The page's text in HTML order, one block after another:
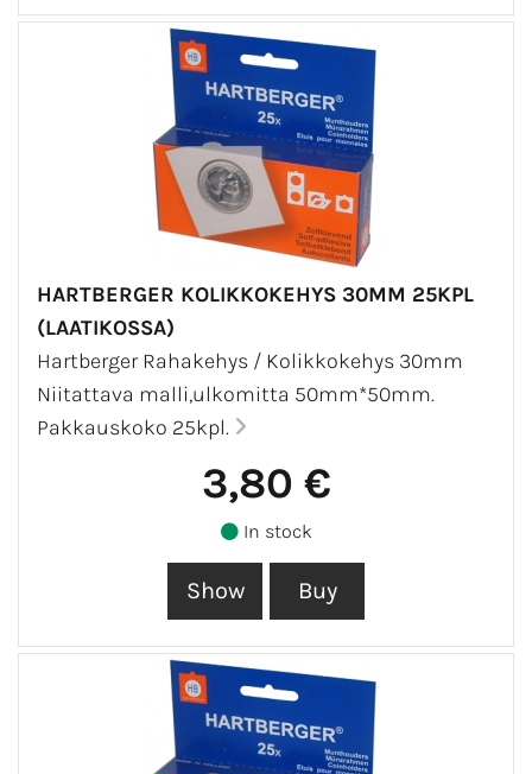
HARTBERGER KOLIKKOKEHYS 30MM 25KPL
(LAATIKOSSA)
Hartberger Rahakehys / Kolikkokehys 30mm
Niitattava malli,ulkomitta 50mm*50mm.
Pakkauskoko 25kpl.
3,80 €
In stock